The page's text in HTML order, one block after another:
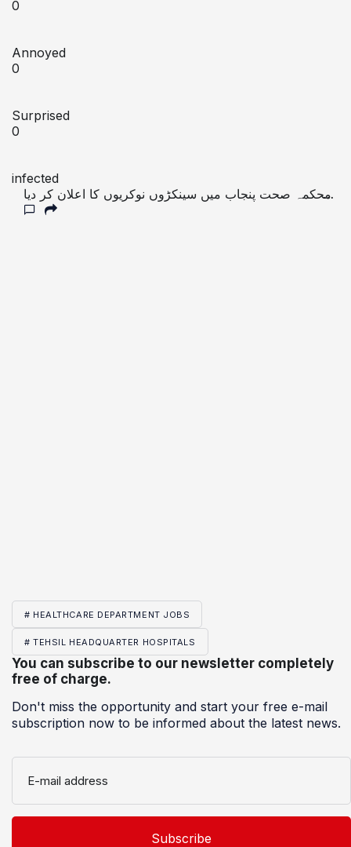
0
Annoyed
0
Surprised
0
infected
محکمہ صحت پنجاب میں سینکڑوں نوکریوں کا اعلان کر دیا
گیا، تفصیلات دیکھیں
# HEALTHCARE DEPARTMENT JOBS
# TEHSIL HEADQUARTER HOSPITALS
You can subscribe to our newsletter completely
free of charge.
Don't miss the opportunity and start your free e-mail
subscription now to be informed about the latest news.
E-mail address